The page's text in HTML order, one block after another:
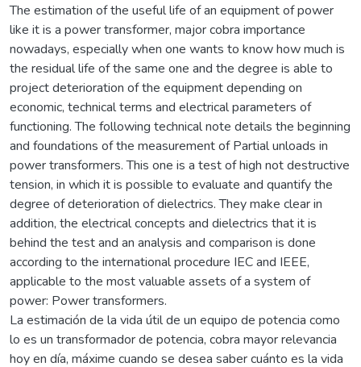
The estimation of the useful life of an equipment of power
like it is a power transformer, major cobra importance
nowadays, especially when one wants to know how much is
the residual life of the same one and the degree is able to
project deterioration of the equipment depending on
economic, technical terms and electrical parameters of
functioning. The following technical note details the beginning
and foundations of the measurement of Partial unloads in
power transformers. This one is a test of high not destructive
tension, in which it is possible to evaluate and quantify the
degree of deterioration of dielectrics. They make clear in
addition, the electrical concepts and dielectrics that it is
behind the test and an analysis and comparison is done
according to the international procedure IEC and IEEE,
applicable to the most valuable assets of a system of
power: Power transformers.
La estimación de la vida útil de un equipo de potencia como
lo es un transformador de potencia, cobra mayor relevancia
hoy en día, máxime cuando se desea saber cuánto es la vida